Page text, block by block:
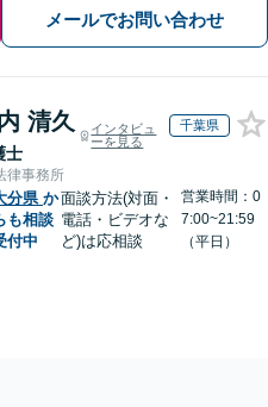
メールでお問い合わせ
清久
士
インタビュ
ーを見る
千葉県
律事務所
分県 か
も相談
付中
面談方法(対面・
電話・ビデオな
ど)は応相談
営業時間：0
7:00~21:59
（平日）